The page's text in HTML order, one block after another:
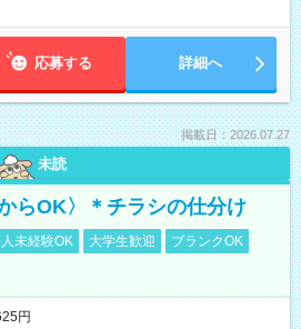
応募する 詳細へ
掲載日：2026.07.27
未読
らOK〉＊チラシの仕分け
未経験OK 大学生歓迎
ブランクOK
円